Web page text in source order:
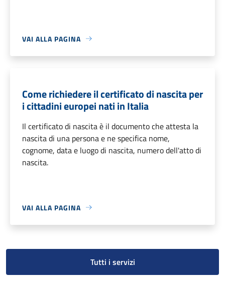
VAI ALLA PAGINA
Come richiedere il certificato di nascita per
i cittadini europei nati in Italia
Il certificato di nascita è il documento che attesta la
nascita di una persona e ne specifica nome,
cognome, data e luogo di nascita, numero dell'atto di
nascita.
VAI ALLA PAGINA
Tutti i servizi